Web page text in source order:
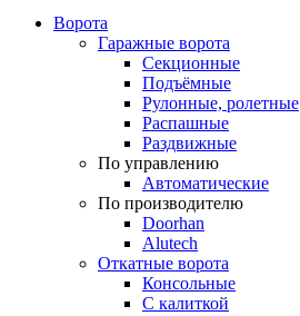
Ворота
Гаражные ворота
Секционные
Подъёмные
Рулонные, ролетные
Распашные
Раздвижные
По управлению
Автоматические
По производителю
Doorhan
Alutech
Откатные ворота
Консольные
С калиткой